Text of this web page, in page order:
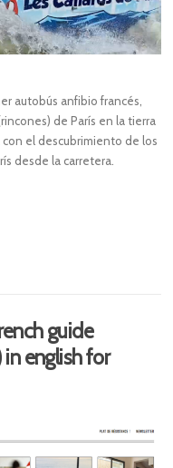
autobús anfibio francés,
de París en la tierra
el descubrimiento de los
desde la carretera.
guide
english for